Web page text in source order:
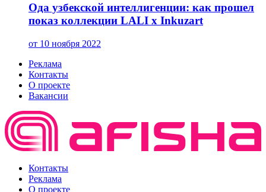
Ода узбекской интеллигенции: как прошел
показ коллекции LALI x Inkuzart
от 10 ноября 2022
Реклама
Контакты
О проекте
Вакансии
Контакты
Реклама
О проекте